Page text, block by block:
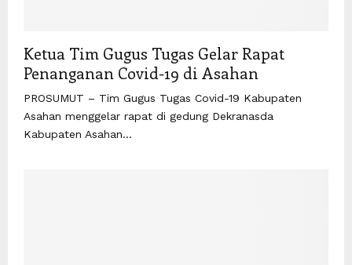
Ketua Tim Gugus Tugas Gelar Rapat
Penanganan Covid-19 di Asahan
PROSUMUT – Tim Gugus Tugas Covid-19 Kabupaten
Asahan menggelar rapat di gedung Dekranasda
Kabupaten Asahan...